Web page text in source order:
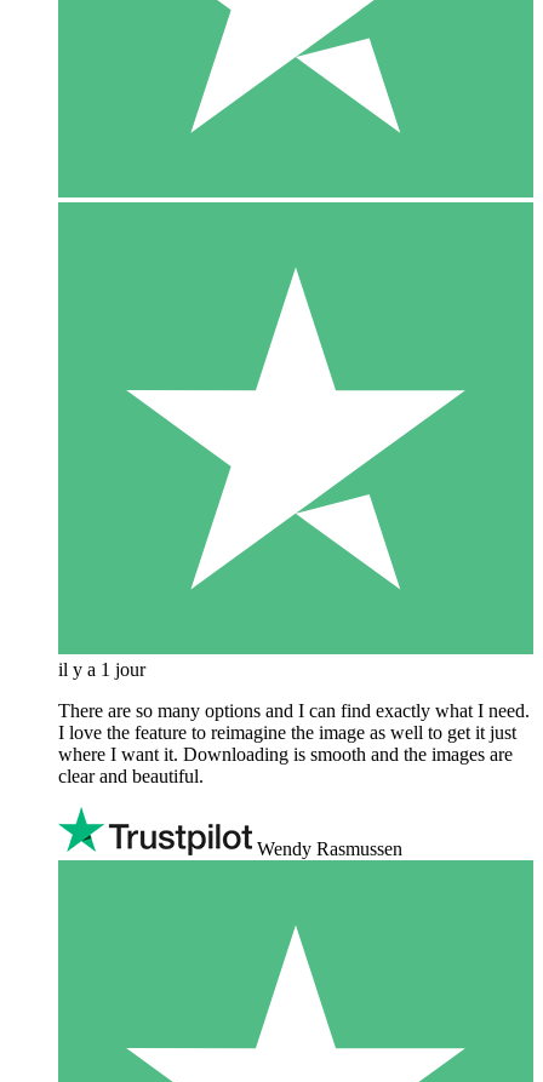
il y a 1 jour
There are so many options and I can find exactly what I need.
I love the feature to reimagine the image as well to get it just
where I want it. Downloading is smooth and the images are
clear and beautiful.
Wendy Rasmussen